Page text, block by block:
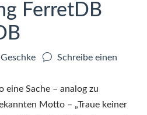
FerretDB
Schreibe einen
eine Sache – analog zu
Motto – „Traue keiner